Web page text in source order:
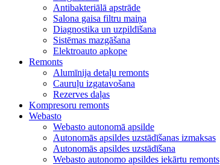
Antibakteriālā apstrāde
Salona gaisa filtru maiņa
Diagnostika un uzpildīšana
Sistēmas mazgāšana
Elektroauto apkope
Remonts
Alumīnija detaļu remonts
Cauruļu izgatavošana
Rezerves daļas
Kompresoru remonts
Webasto
Webasto autonomā apsilde
Autonomās apsildes uzstādīšanas izmaksas
Autonomās apsildes uzstādīšana
Webasto autonomo apsildes iekārtu remonts